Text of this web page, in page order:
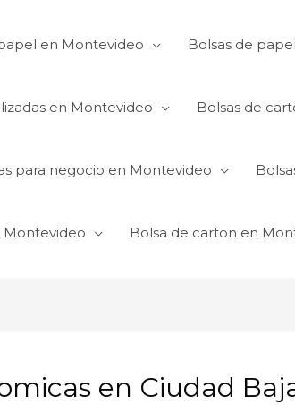
en Montevideo Bolsas de
en Montevideo Bolsas de
para negocio en Montevideo
Montevideo Bolsa de carton en
en Ciudad